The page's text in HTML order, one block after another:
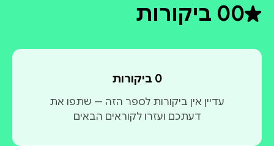
0דירוג ממוצע 0 מתוך 5
0 ביקורות
0 ביקורות
עדיין אין ביקורות לספר הזה — שתפו את
דעתכם ועזרו לקוראים הבאים